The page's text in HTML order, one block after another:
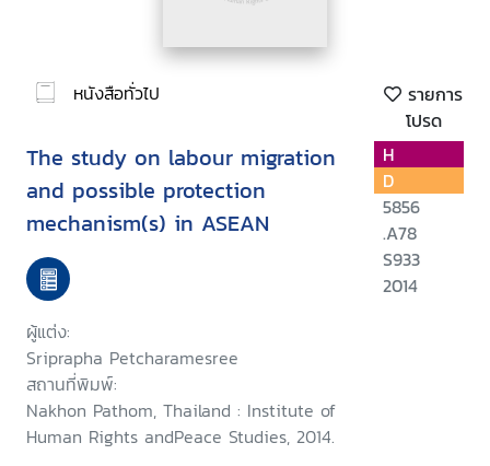
หนังสือทั่วไป
รายการ
โปรด
The study on labour migration
and possible protection
mechanism(s) in ASEAN
ผู้แต่ง:
Sriprapha Petcharamesree
สถานที่พิมพ์:
Nakhon Pathom, Thailand : Institute of
Human Rights andPeace Studies, 2014.
H
D
5856
.A78
S933
2014